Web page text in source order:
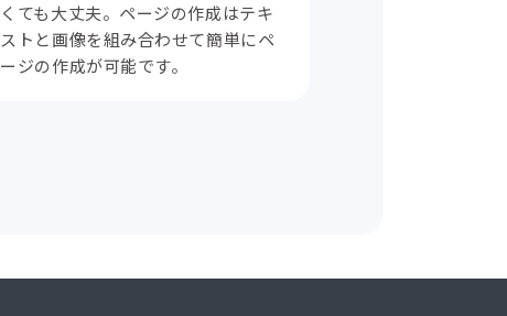
くても大丈夫。ページの作成はテキ
ストと画像を組み合わせて簡単にペ
ージの作成が可能です。